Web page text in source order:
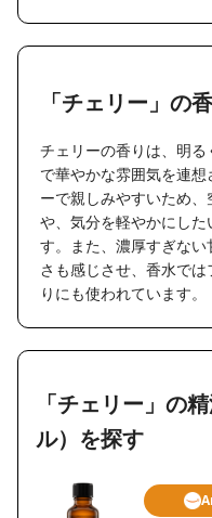
「チェリー」の
チェリーの香りは、明
で華やかな雰囲気を連
ーで親しみやすいため
や、気分を軽やかにし
す。また、濃厚すぎな
さも感じさせ、香水で
りにも使われています。
「チェリー」の
ル）を探す